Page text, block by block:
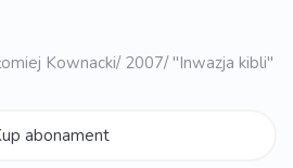
Kownacki/ 2007/ "Inwazja kibli"
abonament